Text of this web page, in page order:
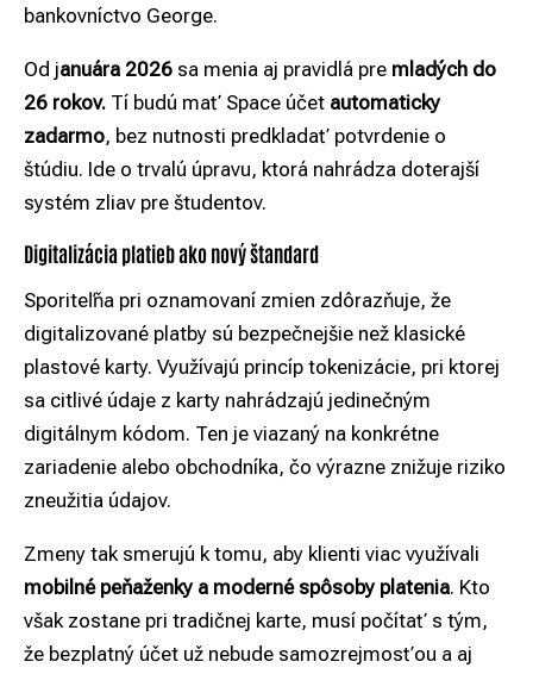
bankovníctvo George.
Od januára 2026 sa menia aj pravidlá pre mladých do
26 rokov. Tí budú mať Space účet automaticky
zadarmo, bez nutnosti predkladať potvrdenie o
štúdiu. Ide o trvalú úpravu, ktorá nahrádza doterajší
systém zliav pre študentov.
Digitalizácia platieb ako nový štandard
Sporiteľňa pri oznamovaní zmien zdôrazňuje, že
digitalizované platby sú bezpečnejšie než klasické
plastové karty. Využívajú princíp tokenizácie, pri ktorej
sa citlivé údaje z karty nahrádzajú jedinečným
digitálnym kódom. Ten je viazaný na konkrétne
zariadenie alebo obchodníka, čo výrazne znižuje riziko
zneužitia údajov.
Zmeny tak smerujú k tomu, aby klienti viac využívali
mobilné peňaženky a moderné spôsoby platenia. Kto
však zostane pri tradičnej karte, musí počítať s tým,
že bezplatný účet už nebude samozrejmosťou a aj